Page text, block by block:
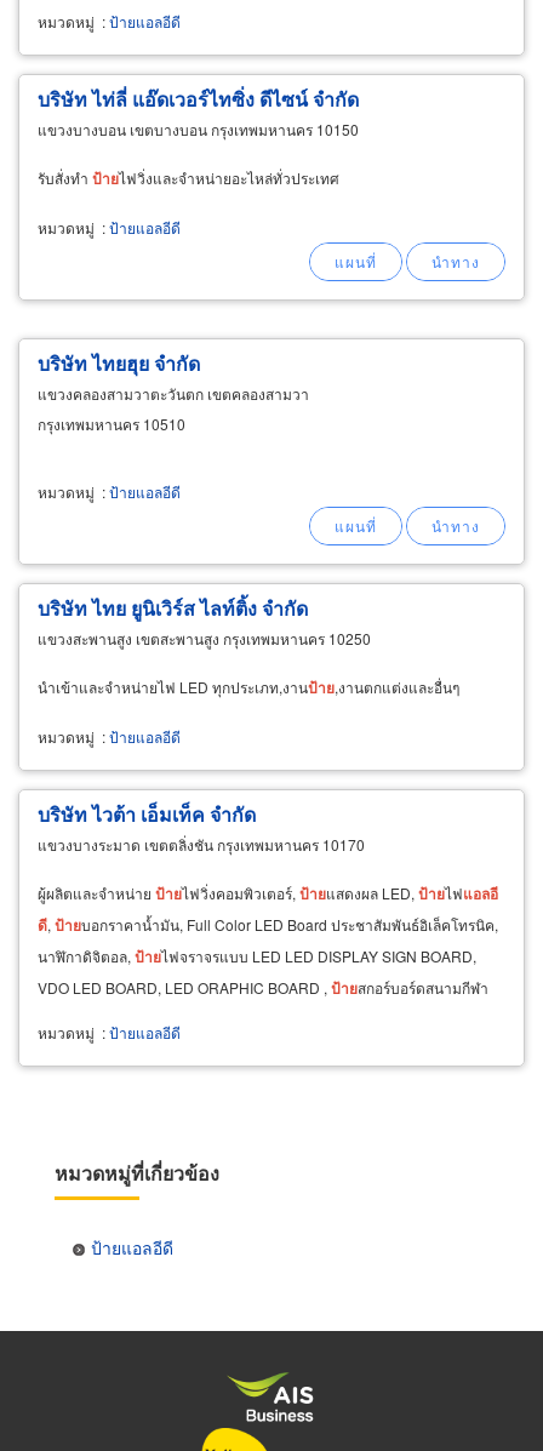
หมวดหมู่ :ป้ายแอลอีดี
บริษัท ไท่ลี่ แอ๊ดเวอร์ไทซิ่ง ดีไซน์ จำกัด
แขวงบางบอน เขตบางบอน กรุงเทพมหานคร 10150
รับสั่งทำ ป้ายไฟวิ่งและจำหน่ายอะไหล่ทั่วประเทศ
หมวดหมู่ :ป้ายแอลอีดี
บริษัท ไทยฮุย จำกัด
แขวงคลองสามวาตะวันตก เขตคลองสามวา
กรุงเทพมหานคร 10510
หมวดหมู่ :ป้ายแอลอีดี
บริษัท ไทย ยูนิเวิร์ส ไลท์ติ้ง จำกัด
แขวงสะพานสูง เขตสะพานสูง กรุงเทพมหานคร 10250
นำเข้าและจำหน่ายไฟ LED ทุกประเภท,งานป้าย,งานตกแต่งและอื่นๆ
หมวดหมู่ :ป้ายแอลอีดี
บริษัท ไวต้า เอ็มเท็ค จำกัด
แขวงบางระมาด เขตตลิ่งชัน กรุงเทพมหานคร 10170
ผู้ผลิตและจำหน่าย ป้ายไฟวิ่งคอมพิวเตอร์, ป้ายแสดงผล LED, ป้ายไฟแอลอี
ดี, ป้ายบอกราคาน้ำมัน, Full Color LED Board ประชาสัมพันธ์อิเล็คโทรนิค,
นาฬิกาดิจิตอล, ป้ายไฟจราจรแบบ LED LED DISPLAY SIGN BOARD,
VDO LED BOARD, LED ORAPHIC BOARD , ป้ายสกอร์บอร์ดสนามกีฬา
หมวดหมู่ :ป้ายแอลอีดี
หมวดหมู่ที่เกี่ยวข้อง
ป้ายแอลอีดี